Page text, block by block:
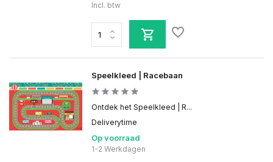
Incl. btw
Speelkleed | Racebaan
Ontdek het Speelkleed | R...
Deliverytime
Op voorraad
1-2 Werkdagen